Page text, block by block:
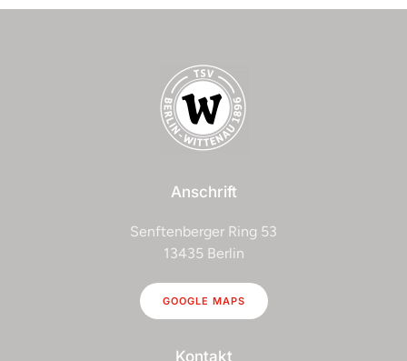
Anschrift
Senftenberger Ring 53
13435 Berlin
GOOGLE MAPS
Kontakt